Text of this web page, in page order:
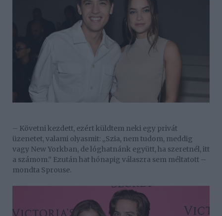
– Követni kezdett, ezért küldtem neki egy privát
üzenetet, valami olyasmit: „Szia, nem tudom, meddig
vagy New Yorkban, de lóghatnánk együtt, ha szeretnél, itt
a számom.” Ezután hat hónapig válaszra sem méltatott –
mondta Sprouse.